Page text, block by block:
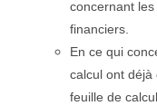
concernant
financiers.
En ce qui
calcul ont déjà
feuille de